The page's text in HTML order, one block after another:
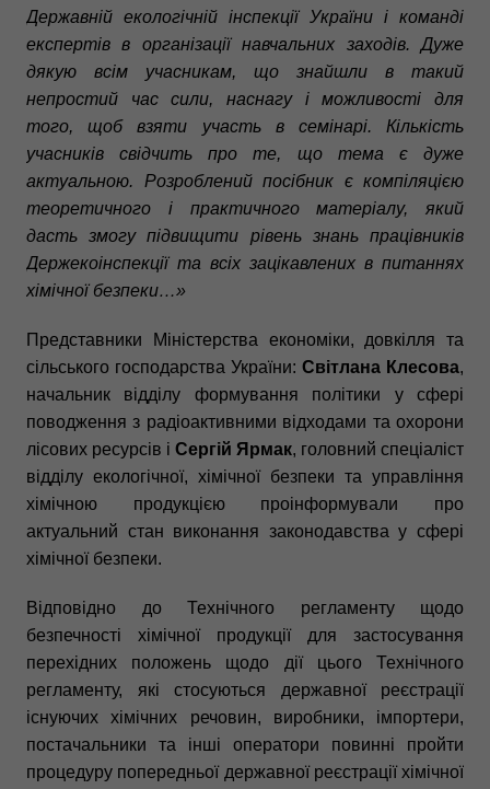
Державній екологічній інспекції України і команді
експертів в організації навчальних заходів. Дуже
дякую всім учасникам, що знайшли в такий
непростий час сили, наснагу і можливості для
того, щоб взяти участь в семінарі. Кількість
учасників свідчить про те, що тема є дуже
актуальною. Розроблений посібник є компіляцією
теоретичного і практичного матеріалу, який
дасть змогу підвищити рівень знань працівників
Держекоінспекції та всіх зацікавлених в питаннях
хімічної безпеки…»
Представники Міністерства економіки, довкілля та
сільського господарства України: Світлана Клесова,
начальник відділу формування політики у сфері
поводження з радіоактивними відходами та охорони
лісових ресурсів і Сергій Ярмак, головний спеціаліст
відділу екологічної, хімічної безпеки та управління
хімічною продукцією проінформували про
актуальний стан виконання законодавства у сфері
хімічної безпеки.
Відповідно до Технічного регламенту щодо
безпечності хімічної продукції для застосування
перехідних положень щодо дії цього Технічного
регламенту, які стосуються державної реєстрації
існуючих хімічних речовин, виробники, імпортери,
постачальники та інші оператори повинні пройти
процедуру попередньої державної реєстрації хімічної